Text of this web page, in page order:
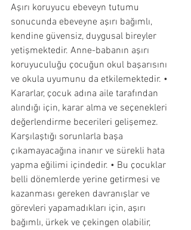
Aşırı koruyucu ebeveyn tutumu
sonucunda ebeveyne aşırı bağımlı,
kendine güvensiz, duygusal bireyler
yetişmektedir. Anne-babanın aşırı
koruyuculuğu çocuğun okul başarısını
ve okula uyumunu da etkilemektedir. •
Kararlar, çocuk adına aile tarafından
alındığı için, karar alma ve seçenekleri
değerlendirme becerileri gelişemez.
Karşılaştığı sorunlarla başa
çıkamayacağına inanır ve sürekli hata
yapma eğilimi içindedir. • Bu çocuklar
belli dönemlerde yerine getirmesi ve
kazanması gereken davranışlar ve
görevleri yapamadıkları için, aşırı
bağımlı, ürkek ve çekingen olabilir,